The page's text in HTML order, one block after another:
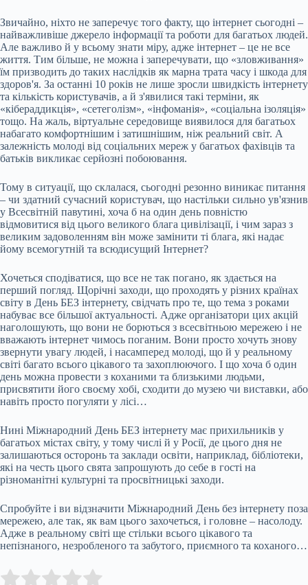
Звичайно, ніхто не заперечує того факту, що інтернет сьогодні –
найважливіше джерело інформації та роботи для багатьох людей.
Але важливо й у всьому знати міру, адже інтернет – це не все
життя. Тим більше, не можна і заперечувати, що «зловживання»
їм призводить до таких наслідків як марна трата часу і шкода для
здоров'я. За останні 10 років не лише зросли швидкість інтернету
та кількість користувачів, а й з'явилися такі терміни, як
«кібераддикція», «сетеголізм», «інфоманія», «соціальна ізоляція»
тощо. На жаль, віртуальне середовище виявилося для багатьох
набагато комфортнішим і затишнішим, ніж реальний світ. А
залежність молоді від соціальних мереж у багатьох фахівців та
батьків викликає серйозні побоювання.
Тому в ситуації, що склалася, сьогодні резонно виникає питання
– чи здатний сучасний користувач, що настільки сильно ув'язнив
у Всесвітній павутині, хоча б на один день повністю
відмовитися від цього великого блага цивілізації, і чим зараз з
великим задоволенням він може замінити ті блага, які надає
йому всемогутній та всюдисущий Інтернет?
Хочеться сподіватися, що все не так погано, як здається на
перший погляд. Щорічні заходи, що проходять у різних країнах
світу в День БЕЗ інтернету, свідчать про те, що тема з роками
набуває все більшої актуальності. Адже організатори цих акцій
наголошують, що вони не борються з всесвітньою мережею і не
вважають інтернет чимось поганим. Вони просто хочуть знову
звернути увагу людей, і насамперед молоді, що й у реальному
світі багато всього цікавого та захоплюючого. І що хоча б один
день можна провести з коханими та близькими людьми,
присвятити його своєму хобі, сходити до музею чи виставки, або
навіть просто погуляти у лісі…
Нині Міжнародний День БЕЗ інтернету має прихильників у
багатьох містах світу, у тому числі й у Росії, де цього дня не
залишаються осторонь та заклади освіти, наприклад, бібліотеки,
які на честь цього свята запрошують до себе в гості на
різноманітні культурні та просвітницькі заходи.
Спробуйте і ви відзначити Міжнародний День без інтернету поза
мережею, але так, як вам цього захочеться, і головне – насолоду.
Адже в реальному світі ще стільки всього цікавого та
непізнаного, незробленого та забутого, приємного та коханого…
Rate this item: